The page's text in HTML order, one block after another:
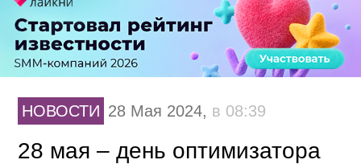
НОВОСТИ 28 Мая 2024, в 08:39
28 мая – день оптимизатора